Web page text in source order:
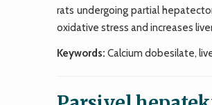
rats undergoing partial
oxidative stress and increases
Keywords: Calcium dobesilate,